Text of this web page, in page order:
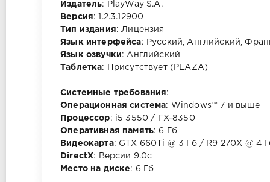
Издатель: PlayWay S.A.
Версия: 1.2.3.12900
Тип издания: Лицензия
Язык интерфейса: Русский, Английский,
Язык озвучки: Английский
Таблетка: Присутствует (PLAZA)
Системные требования:
Операционная система: Windows™ 7 и выше
Процессор: i5 3550 / FX-8350
Оперативная память: 6 Гб
Видеокарта: GTX 660Ti @ 3 Гб / R9 270X @ 4
DirectX: Версии 9.0c
Место на диске: 6 Гб